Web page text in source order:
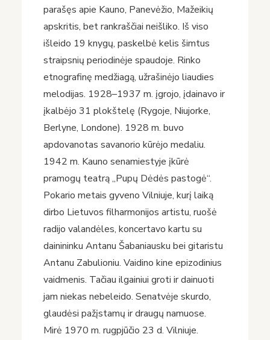
parašęs apie Kauno, Panevėžio, Mažeikių
apskritis, bet rankraščiai neišliko. Iš viso
išleido 19 knygų, paskelbė kelis šimtus
straipsnių periodinėje spaudoje. Rinko
etnografinę medžiagą, užrašinėjo liaudies
melodijas. 1928–1937 m. įgrojo, įdainavo ir
įkalbėjo 31 plokštelę (Rygoje, Niujorke,
Berlyne, Londone). 1928 m. buvo
apdovanotas savanorio kūrėjo medaliu.
1942 m. Kauno senamiestyje įkūrė
pramogų teatrą „Pupų Dėdės pastogė“.
Pokario metais gyveno Vilniuje, kurį laiką
dirbo Lietuvos filharmonijos artistu, ruošė
radijo valandėles, koncertavo kartu su
dainininku Antanu Šabaniausku bei gitaristu
Antanu Zabulioniu. Vaidino kine epizodinius
vaidmenis. Tačiau ilgainiui groti ir dainuoti
jam niekas nebeleido. Senatvėje skurdo,
glaudėsi pažįstamų ir draugų namuose.
Mirė 1970 m. rugpjūčio 23 d. Vilniuje.